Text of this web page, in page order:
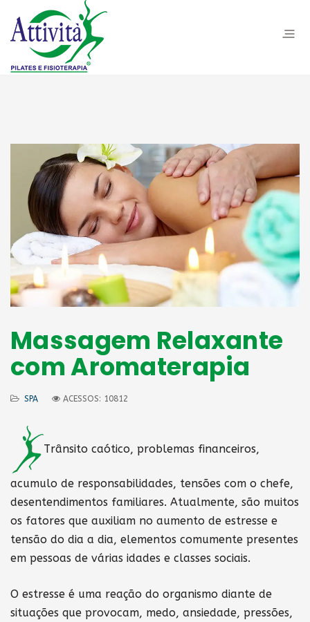
Massagem Relaxante
com Aromaterapia
SPA ACESSOS: 10812
Trânsito caótico, problemas financeiros,
acumulo de responsabilidades, tensões com o chefe,
desentendimentos familiares. Atualmente, são muitos
os fatores que auxiliam no aumento de estresse e
tensão do dia a dia, elementos comumente presentes
em pessoas de várias idades e classes sociais.
O estresse é uma reação do organismo diante de
situações que provocam, medo, ansiedade, pressões,